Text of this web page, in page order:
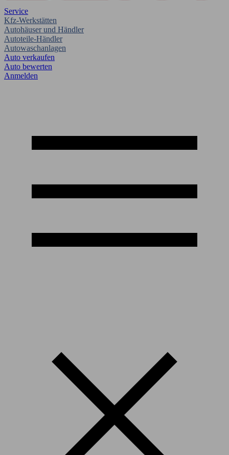
Service
Kfz-Werkstätten
Autohäuser und Händler
Autoteile-Händler
Autowaschanlagen
Auto verkaufen
Auto bewerten
Anmelden